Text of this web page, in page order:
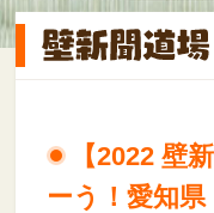
【2022 壁
ーう！愛知